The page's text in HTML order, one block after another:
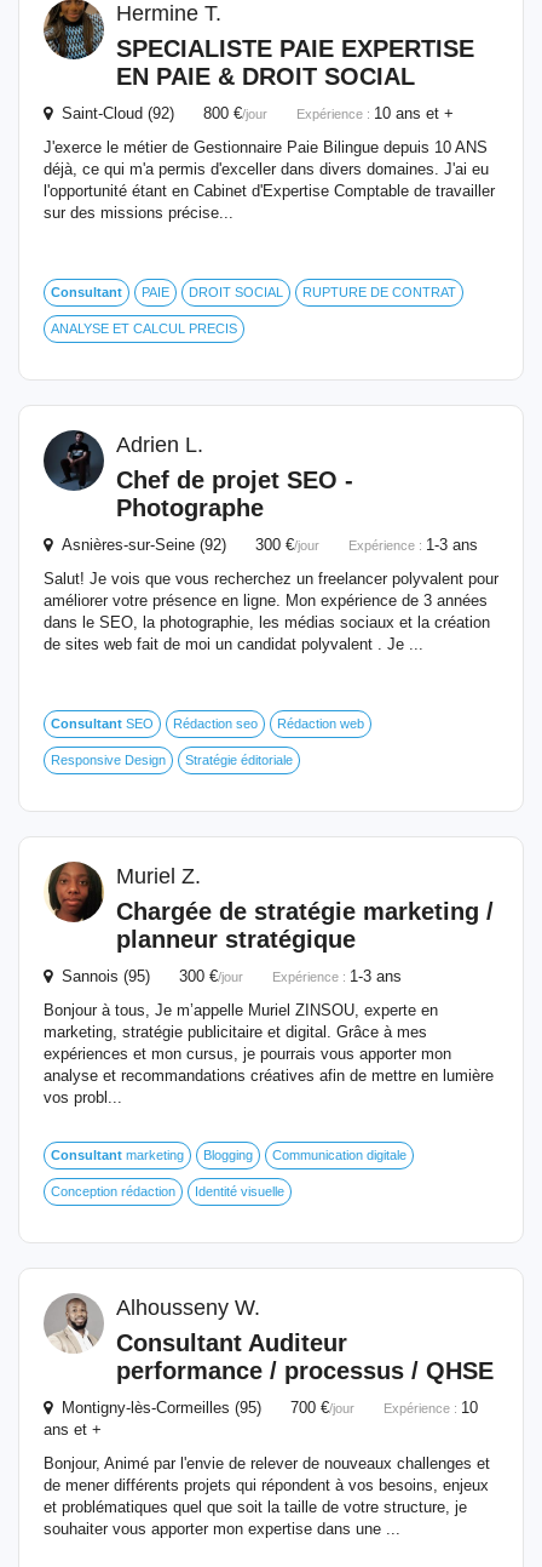
Hermine T.
SPECIALISTE PAIE EXPERTISE
EN PAIE & DROIT SOCIAL
Saint-Cloud (92) 800 €/jour Expérience : 10 ans et +
J'exerce le métier de Gestionnaire Paie Bilingue depuis 10 ANS
déjà, ce qui m'a permis d'exceller dans divers domaines. J'ai eu
l'opportunité étant en Cabinet d'Expertise Comptable de travailler
sur des missions précise...
Consultant PAIE DROIT SOCIAL RUPTURE DE CONTRAT
ANALYSE ET CALCUL PRECIS
Adrien L.
Chef de projet SEO -
Photographe
Asnières-sur-Seine (92) 300 €/jour Expérience : 1-3 ans
Salut! Je vois que vous recherchez un freelancer polyvalent pour
améliorer votre présence en ligne. Mon expérience de 3 années
dans le SEO, la photographie, les médias sociaux et la création
de sites web fait de moi un candidat polyvalent . Je ...
Consultant SEO Rédaction seo Rédaction web
Responsive Design Stratégie éditoriale
Muriel Z.
Chargée de stratégie marketing /
planneur stratégique
Sannois (95) 300 €/jour Expérience : 1-3 ans
Bonjour à tous, Je m’appelle Muriel ZINSOU, experte en
marketing, stratégie publicitaire et digital. Grâce à mes
expériences et mon cursus, je pourrais vous apporter mon
analyse et recommandations créatives afin de mettre en lumière
vos probl...
Consultant marketing Blogging Communication digitale
Conception rédaction Identité visuelle
Alhousseny W.
Consultant Auditeur
performance / processus / QHSE
Montigny-lès-Cormeilles (95) 700 €/jour Expérience : 10
ans et +
Bonjour, Animé par l'envie de relever de nouveaux challenges et
de mener différents projets qui répondent à vos besoins, enjeux
et problématiques quel que soit la taille de votre structure, je
souhaiter vous apporter mon expertise dans une ...